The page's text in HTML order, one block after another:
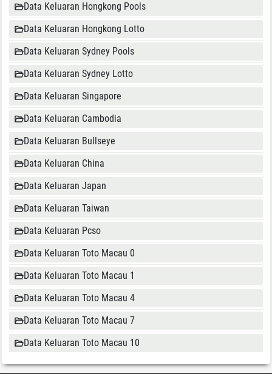
Data Keluaran Hongkong Pools
Data Keluaran Hongkong Lotto
Data Keluaran Sydney Pools
Data Keluaran Sydney Lotto
Data Keluaran Singapore
Data Keluaran Cambodia
Data Keluaran Bullseye
Data Keluaran China
Data Keluaran Japan
Data Keluaran Taiwan
Data Keluaran Pcso
Data Keluaran Toto Macau 0
Data Keluaran Toto Macau 1
Data Keluaran Toto Macau 4
Data Keluaran Toto Macau 7
Data Keluaran Toto Macau 10